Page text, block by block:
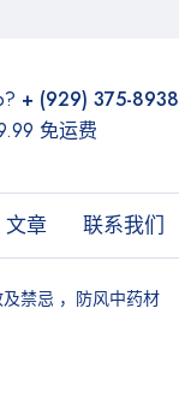
+ (929) 375-8938
免运费
文章 联系我们
禁忌 ，防风中药材